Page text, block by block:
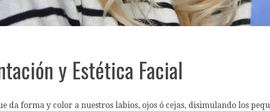
y Estética Facial
da forma y color a nuestros labios, ojos ó cejas, disimulando los